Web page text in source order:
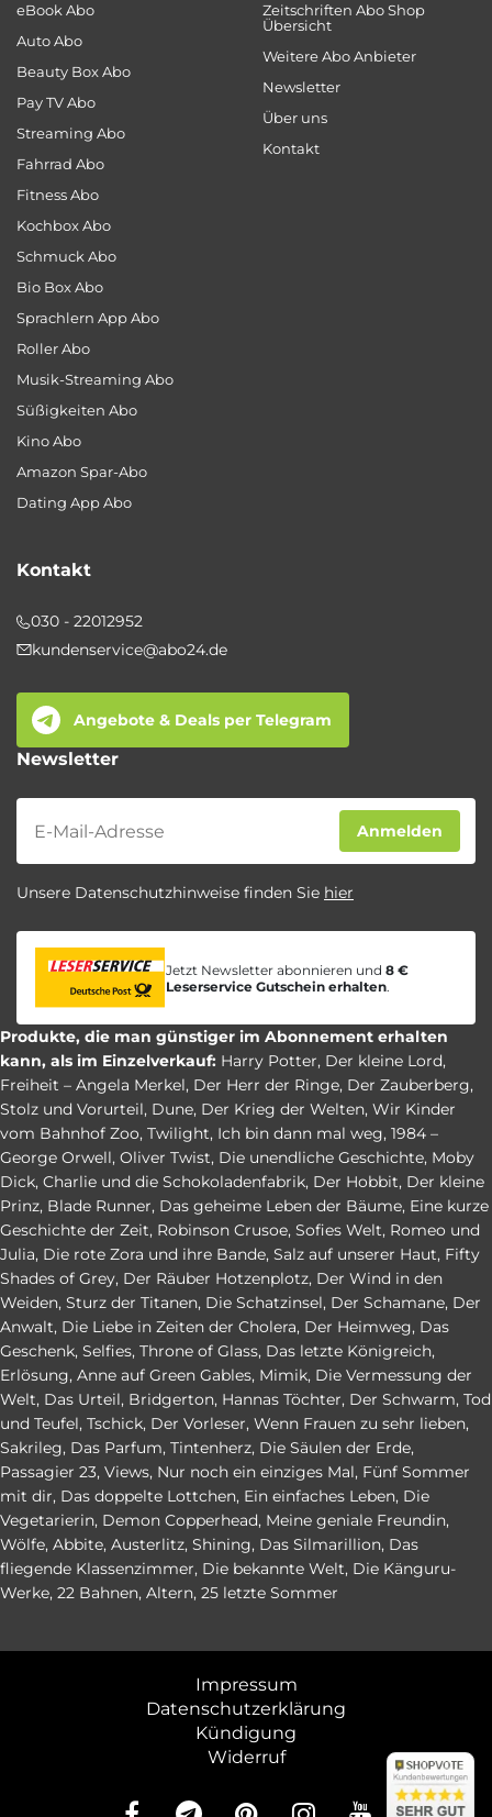
eBook Abo
Auto Abo
Beauty Box Abo
Pay TV Abo
Streaming Abo
Fahrrad Abo
Fitness Abo
Kochbox Abo
Schmuck Abo
Bio Box Abo
Sprachlern App Abo
Roller Abo
Musik-Streaming Abo
Süßigkeiten Abo
Kino Abo
Amazon Spar-Abo
Dating App Abo
Zeitschriften Abo Shop
Übersicht
Weitere Abo Anbieter
Newsletter
Über uns
Kontakt
Kontakt
030 - 22012952
kundenservice@abo24.de
Angebote & Deals per Telegram
Newsletter
Newsletter
Anmelden
Unsere Datenschutzhinweise finden Sie hier
Jetzt Newsletter abonnieren und 8 €
Leserservice Gutschein erhalten.
Produkte, die man günstiger im Abonnement erhalten
kann, als im Einzelverkauf: Harry Potter, Der kleine Lord,
Freiheit – Angela Merkel, Der Herr der Ringe, Der Zauberberg,
Stolz und Vorurteil, Dune, Der Krieg der Welten, Wir Kinder
vom Bahnhof Zoo, Twilight, Ich bin dann mal weg, 1984 –
George Orwell, Oliver Twist, Die unendliche Geschichte, Moby
Dick, Charlie und die Schokoladenfabrik, Der Hobbit, Der kleine
Prinz, Blade Runner, Das geheime Leben der Bäume, Eine kurze
Geschichte der Zeit, Robinson Crusoe, Sofies Welt, Romeo und
Julia, Die rote Zora und ihre Bande, Salz auf unserer Haut, Fifty
Shades of Grey, Der Räuber Hotzenplotz, Der Wind in den
Weiden, Sturz der Titanen, Die Schatzinsel, Der Schamane, Der
Anwalt, Die Liebe in Zeiten der Cholera, Der Heimweg, Das
Geschenk, Selfies, Throne of Glass, Das letzte Königreich,
Erlösung, Anne auf Green Gables, Mimik, Die Vermessung der
Welt, Das Urteil, Bridgerton, Hannas Töchter, Der Schwarm, Tod
und Teufel, Tschick, Der Vorleser, Wenn Frauen zu sehr lieben,
Sakrileg, Das Parfum, Tintenherz, Die Säulen der Erde,
Passagier 23, Views, Nur noch ein einziges Mal, Fünf Sommer
mit dir, Das doppelte Lottchen, Ein einfaches Leben, Die
Vegetarierin, Demon Copperhead, Meine geniale Freundin,
Wölfe, Abbite, Austerlitz, Shining, Das Silmarillion, Das
fliegende Klassenzimmer, Die bekannte Welt, Die Känguru-
Werke, 22 Bahnen, Altern, 25 letzte Sommer
Impressum
Datenschutzerklärung
Kündigung
Widerruf
4.84